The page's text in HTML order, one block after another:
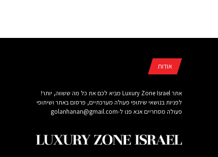
אודות
אתר Luxury Zone Israel מביא לכם את כל מה ששווה, יותר!
לפניות בנושאי שיתופי פעולה מערכתיים, פרסום באתר ושיתופי
פעולה מסחריים אנא פנו ל-golanhanan@gmail.com